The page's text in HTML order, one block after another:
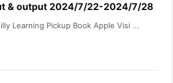
& output 2024/7/22-2024/7/28
Learning Pickup Book Apple Visi ...